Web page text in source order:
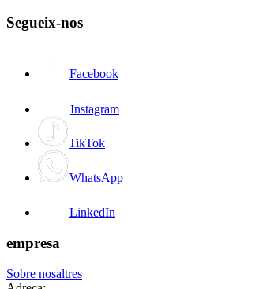
Segueix-nos
Facebook
Instagram
TikTok
WhatsApp
LinkedIn
empresa
Sobre nosaltres